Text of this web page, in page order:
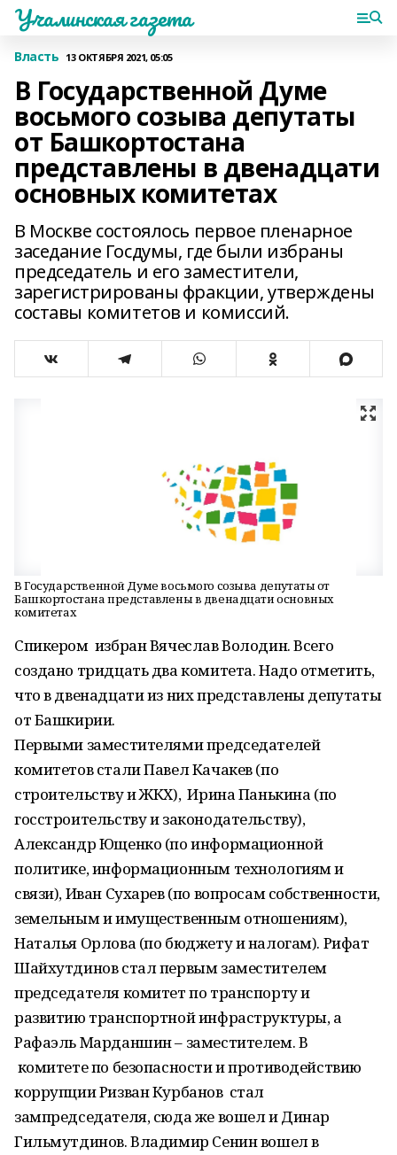
Учалинская газета
Власть 13 ОКТЯБРЯ 2021, 05:05
В Государственной Думе
восьмого созыва депутаты
от Башкортостана
представлены в двенадцати
основных комитетах
В Москве состоялось первое пленарное
заседание Госдумы, где были избраны
председатель и его заместители,
зарегистрированы фракции, утверждены
составы комитетов и комиссий.
В Государственной Думе восьмого созыва депутаты от
Башкортостана представлены в двенадцати основных
комитетах
Спикером избран Вячеслав Володин. Всего
создано тридцать два комитета. Надо отметить,
что в двенадцати из них представлены депутаты
от Башкирии.
Первыми заместителями председателей
комитетов стали Павел Качакев (по
строительству и ЖКХ), Ирина Панькина (по
госстроительству и законодательству),
Александр Ющенко (по информационной
политике, информационным технологиям и
связи), Иван Сухарев (по вопросам собственности,
земельным и имущественным отношениям),
Наталья Орлова (по бюджету и налогам). Рифат
Шайхутдинов стал первым заместителем
председателя комитет по транспорту и
развитию транспортной инфраструктуры, а
Рафаэль Марданшин – заместителем. В
комитете по безопасности и противодействию
коррупции Ризван Курбанов стал
зампредседателя, сюда же вошел и Динар
Гильмутдинов. Владимир Сенин вошел в